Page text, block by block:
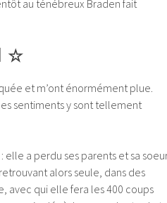
au ténébreux Braden fait
☆
et m’ont énormément plue.
sentiments y sont tellement
elle a perdu ses parents et sa
alors seule, dans des
avec qui elle fera les 400 coups